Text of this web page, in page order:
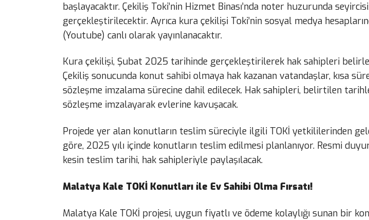
başlayacaktır. Çekiliş Toki’nin Hizmet Binası’nda noter huzurunda
gerçekleştirilecektir. Ayrıca kura çekilişi Toki’nin sosyal medya
(Youtube) canlı olarak yayınlanacaktır.
Kura çekilişi, Şubat 2025 tarihinde gerçekleştirilerek hak sahipleri
Çekiliş sonucunda konut sahibi olmaya hak kazanan vatandaşlar, kısa
sözleşme imzalama sürecine dahil edilecek. Hak sahipleri, belirtilen
sözleşme imzalayarak evlerine kavuşacak.
Projede yer alan konutların teslim süreciyle ilgili TOKİ yetkililerinden
göre, 2025 yılı içinde konutların teslim edilmesi planlanıyor. Resmi
kesin teslim tarihi, hak sahipleriyle paylaşılacak.
Malatya Kale TOKİ Konutları ile Ev Sahibi Olma Fırsatı!
Malatya Kale TOKİ projesi, uygun fiyatlı ve ödeme kolaylığı sunan bir